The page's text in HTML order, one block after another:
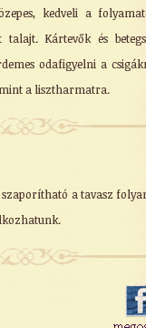
kedveli a
Kártevők és
odafigyelni a
a lisztharmatra.
szaporítható a tavasz